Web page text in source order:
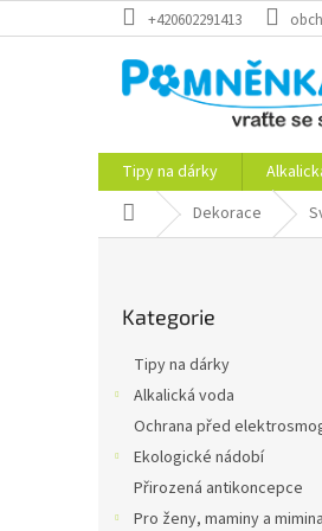
na
+420602291413
Tipy na dárky
Domů Dekorace
kategorie
Kategorie
Tipy na dárky
Alkalická voda
Ochrana před
Ekologické nádobí
Přirozená antikoncepce
Pro ženy, maminy a mimina